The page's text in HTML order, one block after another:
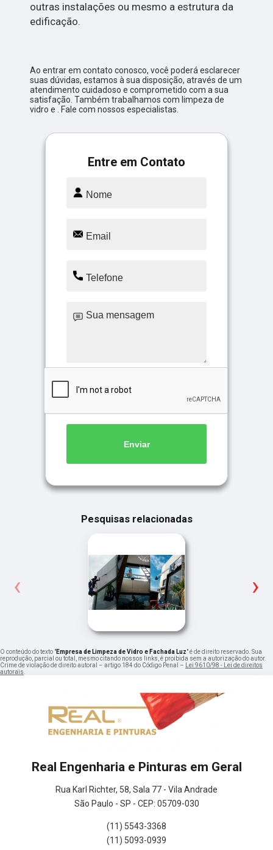
outras instalações ou mesmo a estrutura da
edificação.
Ao entrar em contato conosco, você poderá esclarecer
suas dúvidas, estamos à sua disposição, através de um
atendimento cuidadoso e comprometido com a sua
satisfação. Também trabalhamos com limpeza de
vidro e . Fale com nossos especialistas.
Entre em Contato
Enviar
Pesquisas relacionadas
‹ ›
O conteúdo do texto "Empresa de Limpeza de Vidro e Fachada Luz" é de direito reservado. Sua
reprodução, parcial ou total, mesmo citando nossos links, é proibida sem a autorização do autor.
Crime de violação de direito autoral – artigo 184 do Código Penal –
Lei 9610/98 - Lei de direitos
autorais
Real Engenharia e Pinturas em Geral
Rua Karl Richter, 58, Sala 77 - Vila Andrade
São Paulo - SP - CEP: 05709-030
(11) 5543-3368
(11) 5093-0939